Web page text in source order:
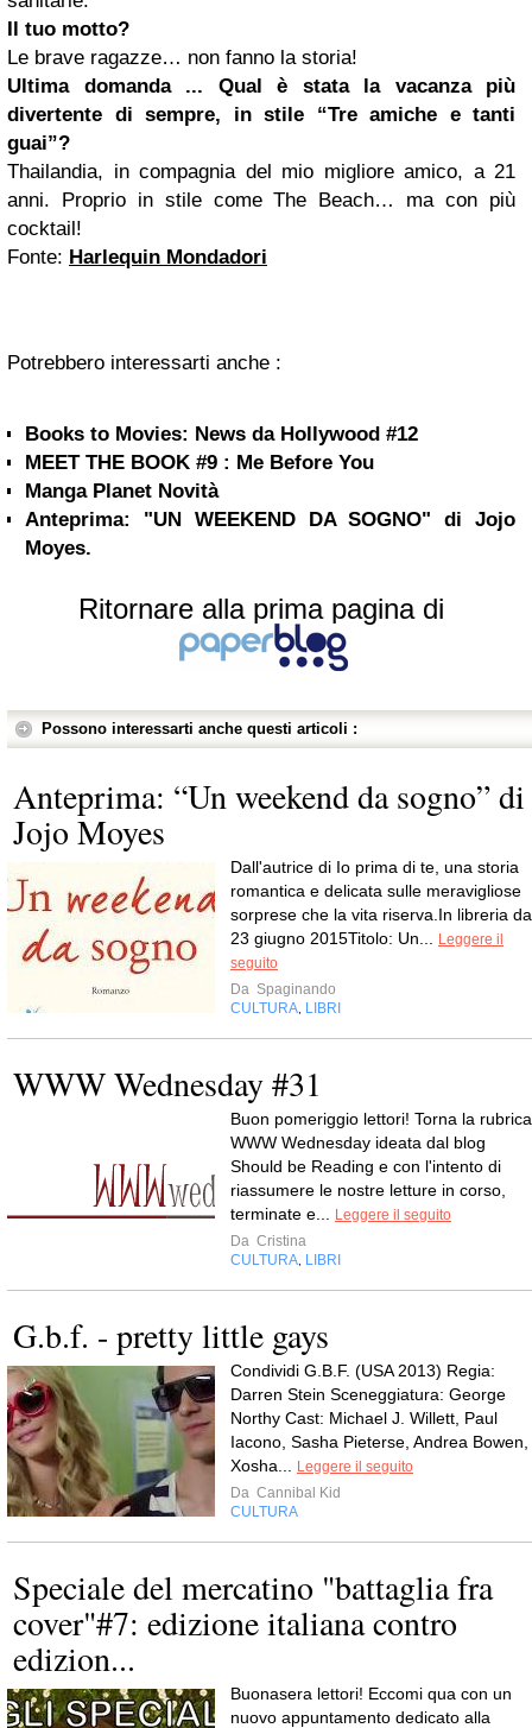
Il tuo motto?
Le brave ragazze… non fanno la storia!
Ultima domanda ... Qual è stata la vacanza più
divertente di sempre, in stile “Tre amiche e tanti
guai”?
Thailandia, in compagnia del mio migliore amico, a 21
anni. Proprio in stile come The Beach… ma con più
cocktail!
Fonte: Harlequin Mondadori
Potrebbero interessarti anche :
Books to Movies: News da Hollywood #12
MEET THE BOOK #9 : Me Before You
Manga Planet Novità
Anteprima: "UN WEEKEND DA SOGNO" di Jojo
Moyes.
Ritornare alla prima pagina di
Possono interessarti anche questi articoli :
Anteprima: “Un weekend da sogno” di
Jojo Moyes
Dall'autrice di Io prima di te, una storia
romantica e delicata sulle meravigliose
sorprese che la vita riserva.In libreria
23 giugno 2015Titolo: Un...
Leggere il
seguito
Da Spaginando
CULTURA LIBRI
WWW Wednesday #31
Buon pomeriggio lettori! Torna la rubrica
WWW Wednesday ideata dal blog
Should be Reading e con l'intento di
riassumere le nostre letture in corso,
terminate e...
Leggere il seguito
Da Cristina
CULTURA LIBRI
G.b.f. - pretty little gays
Condividi G.B.F. (USA 2013) Regia:
Darren Stein Sceneggiatura: George
Northy Cast: Michael J. Willett, Paul
Iacono, Sasha Pieterse, Andrea Bowen,
Xosha...
Leggere il seguito
Da Cannibal Kid
CULTURA
Speciale del mercatino "battaglia fra
cover"#7: edizione italiana contro
edizion...
Buonasera lettori! Eccomi qua con un
nuovo appuntamento dedicato alla